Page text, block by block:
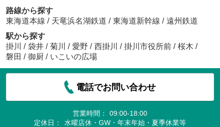
路線から探す
東海道本線 / 天竜浜名湖鉄道 / 東海道新幹線 / 遠州鉄道
駅から探す
掛川
/ 袋井 / 菊川 / 愛野 / 西掛川 / 掛川市役所前 / 桜木 /
磐田 / 御厨 / いこいの広場
電話でお問い合わせ
営業時間：
09:00-18:00
定休日：
水曜店休・GW・年末年始・夏季休業等